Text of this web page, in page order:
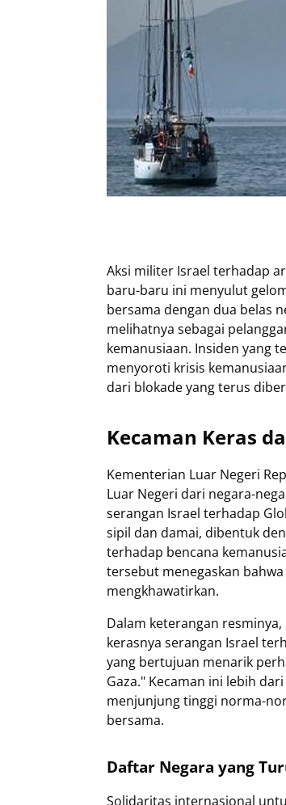
Aksi militer Israel terhadap
baru-baru ini menyulut
bersama dengan dua belas
melihatnya sebagai
kemanusiaan. Insiden yang
menyoroti krisis
dari blokade yang terus
Kecaman Keras
Kementerian Luar Negeri
Luar Negeri dari negara-
serangan Israel terhadap
sipil dan damai, dibentuk
terhadap bencana
tersebut menegaskan
mengkhawatirkan.
Dalam keterangan
kerasnya serangan Israel
yang bertujuan menarik
Gaza." Kecaman ini lebih
menjunjung tinggi norma-
bersama.
Daftar Negara yang
Solidaritas internasional